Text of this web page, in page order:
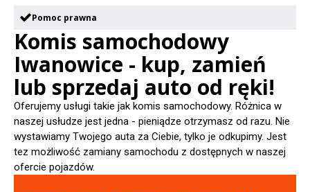
Pomoc prawna
Komis samochodowy
Iwanowice - kup, zamień
lub sprzedaj auto od ręki!
Oferujemy usługi takie jak komis samochodowy. Różnica w
naszej usłudze jest jedna - pieniądze otrzymasz od razu. Nie
wystawiamy Twojego auta za Ciebie, tylko je odkupimy. Jest
tez możliwość zamiany samochodu z dostępnych w naszej
ofercie pojazdów.